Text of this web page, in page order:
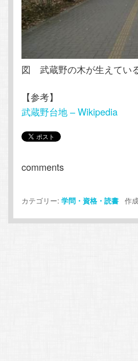
図 武蔵野の木が生えてい
【参考】
武蔵野台地 – Wikipedia
comments
カテゴリー:学問・資格・読書 作